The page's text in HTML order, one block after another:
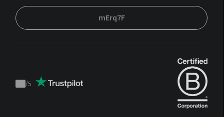
mErq7F
Trustpilot
/5